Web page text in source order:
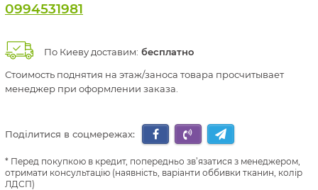
0994531981
По Киеву доставим: бесплатно
Стоимость поднятия на этаж/заноса товара просчитывает
менеджер при оформлении заказа.
Поділитися в соцмережах:
Перед покупкою в кредит, попередньо зв’язатися з менеджером,
отримати консультацію (наявність, варіанти оббивки тканин, колір
ЛДСП)